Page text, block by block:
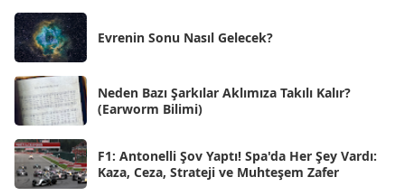
Ağu 2025
Tem 2025
Haz 2025
May 2025 [54]
Nis 2025 [56]
Mar 2025
Evrenin Sonu Nasıl Gelecek?
Neden Bazı Şarkılar Aklımıza Takılı Kalır?
(Earworm Bilimi)
F1: Antonelli Şov Yaptı! Spa'da Her Şey Vardı:
Kaza, Ceza, Strateji ve Muhteşem Zafer